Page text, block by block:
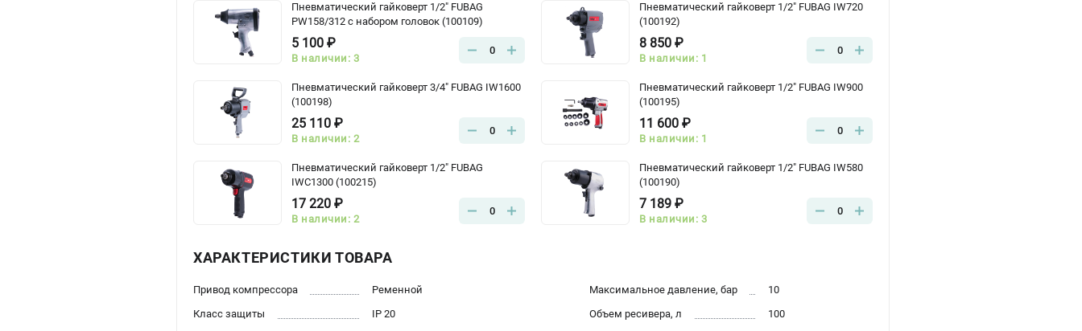
Пневматический гайковерт 1/2" FUBAG
PW158/312 с набором головок (100109)
5 100 ₽
В наличии: 3
0
Пневматический гайковерт 1/2" FUBAG IW720
(100192)
8 850 ₽
В наличии: 1
0
Пневматический гайковерт 3/4" FUBAG IW1600
(100198)
25 110 ₽
В наличии: 2
0
Пневматический гайковерт 1/2" FUBAG IW900
(100195)
11 600 ₽
В наличии: 1
0
Пневматический гайковерт 1/2" FUBAG
IWC1300 (100215)
17 220 ₽
В наличии: 2
0
Пневматический гайковерт 1/2" FUBAG IW580
(100190)
7 189 ₽
В наличии: 3
0
ХАРАКТЕРИСТИКИ ТОВАРА
Привод компрессора
Ременной
Класс защиты
IP 20
Максимальное давление, бар
10
Объем ресивера, л
100